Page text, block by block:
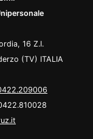
16 Z.I.
(TV) ITALIA